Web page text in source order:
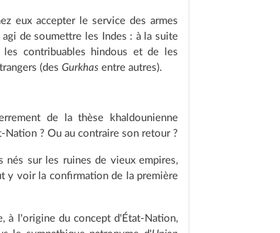
eux accepter le service des armes
de soumettre les Indes : à la suite
contribuables hindous et de les
(des Gurkhas entre autres).
de la thèse khaldounienne
? Ou au contraire son retour ?
nés sur les ruines de vieux empires,
y voir la confirmation de la première
à l'origine du concept d'État-Nation,